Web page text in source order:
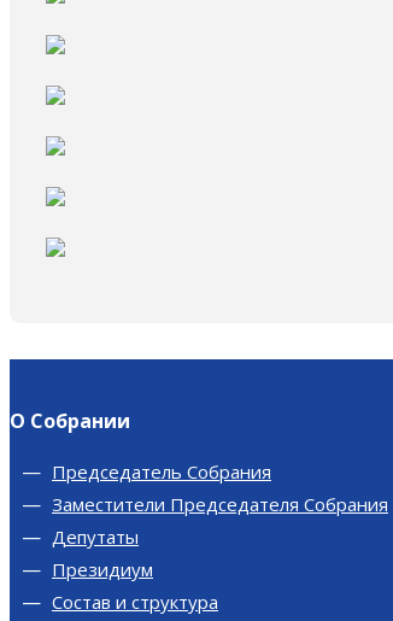
О Собрании
Председатель Собрания
Заместители Председателя Собрания
Депутаты
Президиум
Состав и структура